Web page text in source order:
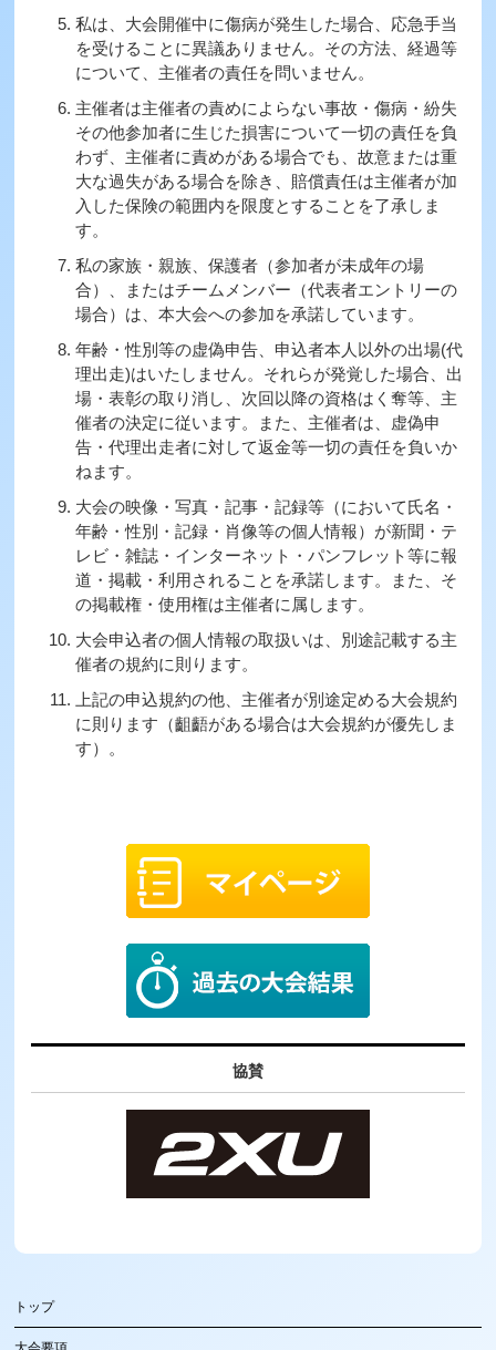
私は、大会開催中に傷病が発生した場合、応急手当
を受けることに異議ありません。その方法、経過等
について、主催者の責任を問いません。
主催者は主催者の責めによらない事故・傷病・紛失
その他参加者に生じた損害について一切の責任を負
わず、主催者に責めがある場合でも、故意または重
大な過失がある場合を除き、賠償責任は主催者が加
入した保険の範囲内を限度とすることを了承しま
す。
私の家族・親族、保護者（参加者が未成年の場
合）、またはチームメンバー（代表者エントリーの
場合）は、本大会への参加を承諾しています。
年齢・性別等の虚偽申告、申込者本人以外の出場(代
理出走)はいたしません。それらが発覚した場合、出
場・表彰の取り消し、次回以降の資格はく奪等、主
催者の決定に従います。また、主催者は、虚偽申
告・代理出走者に対して返金等一切の責任を負いか
ねます。
大会の映像・写真・記事・記録等（において氏名・
年齢・性別・記録・肖像等の個人情報）が新聞・テ
レビ・雑誌・インターネット・パンフレット等に報
道・掲載・利用されることを承諾します。また、そ
の掲載権・使用権は主催者に属します。
大会申込者の個人情報の取扱いは、別途記載する主
催者の規約に則ります。
上記の申込規約の他、主催者が別途定める大会規約
に則ります（齟齬がある場合は大会規約が優先しま
す）。
協賛
トップ